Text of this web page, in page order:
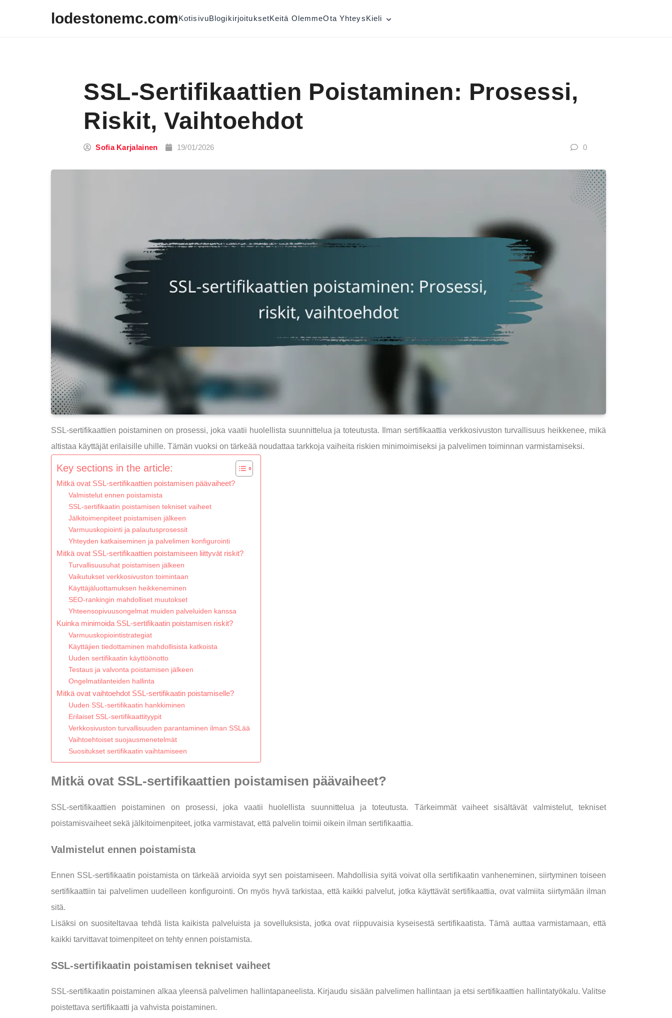
lodestonemc.comKotisivuBlogikirjoituksetKeitä OlemmeOta YhteysKieli
SSL-Sertifikaattien Poistaminen: Prosessi,
Riskit, Vaihtoehdot
Sofia Karjalainen 19/01/2026 0
SSL-sertifikaattien poistaminen on prosessi, joka vaatii huolellista suunnittelua ja toteutusta. Ilman sertifikaattia verkkosivuston turvallisuus heikkenee, mikä
altistaa käyttäjät erilaisille uhille. Tämän vuoksi on tärkeää noudattaa tarkkoja vaiheita riskien minimoimiseksi ja palvelimen toiminnan varmistamiseksi.
Key sections in the article:
Mitkä ovat SSL-sertifikaattien poistamisen päävaiheet?
Valmistelut ennen poistamista
SSL-sertifikaatin poistamisen tekniset vaiheet
Jälkitoimenpiteet poistamisen jälkeen
Varmuuskopiointi ja palautusprosessit
Yhteyden katkaiseminen ja palvelimen konfigurointi
Mitkä ovat SSL-sertifikaattien poistamiseen liittyvät riskit?
Turvallisuusuhat poistamisen jälkeen
Vaikutukset verkkosivuston toimintaan
Käyttäjäluottamuksen heikkeneminen
SEO-rankingin mahdolliset muutokset
Yhteensopivuusongelmat muiden palveluiden kanssa
Kuinka minimoida SSL-sertifikaatin poistamisen riskit?
Varmuuskopiointistrategiat
Käyttäjien tiedottaminen mahdollisista katkoista
Uuden sertifikaatin käyttöönotto
Testaus ja valvonta poistamisen jälkeen
Ongelmatilanteiden hallinta
Mitkä ovat vaihtoehdot SSL-sertifikaatin poistamiselle?
Uuden SSL-sertifikaatin hankkiminen
Erilaiset SSL-sertifikaattityypit
Verkkosivuston turvallisuuden parantaminen ilman SSLää
Vaihtoehtoiset suojausmenetelmät
Suositukset sertifikaatin vaihtamiseen
Mitkä ovat SSL-sertifikaattien poistamisen päävaiheet?
SSL-sertifikaattien poistaminen on prosessi, joka vaatii huolellista suunnittelua ja toteutusta. Tärkeimmät vaiheet sisältävät valmistelut, tekniset
poistamisvaiheet sekä jälkitoimenpiteet, jotka varmistavat, että palvelin toimii oikein ilman sertifikaattia.
Valmistelut ennen poistamista
Ennen SSL-sertifikaatin poistamista on tärkeää arvioida syyt sen poistamiseen. Mahdollisia syitä voivat olla sertifikaatin vanheneminen, siirtyminen toiseen
sertifikaattiin tai palvelimen uudelleen konfigurointi. On myös hyvä tarkistaa, että kaikki palvelut, jotka käyttävät sertifikaattia, ovat valmiita siirtymään ilman
sitä.
Lisäksi on suositeltavaa tehdä lista kaikista palveluista ja sovelluksista, jotka ovat riippuvaisia kyseisestä sertifikaatista. Tämä auttaa varmistamaan, että
kaikki tarvittavat toimenpiteet on tehty ennen poistamista.
SSL-sertifikaatin poistamisen tekniset vaiheet
SSL-sertifikaatin poistaminen alkaa yleensä palvelimen hallintapaneelista. Kirjaudu sisään palvelimen hallintaan ja etsi sertifikaattien hallintatyökalu. Valitse
poistettava sertifikaatti ja vahvista poistaminen.